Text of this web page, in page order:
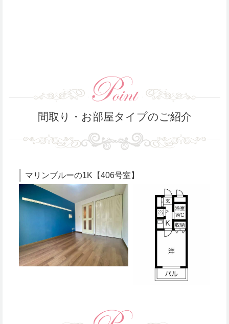
間取り・お部屋タイプのご紹介
マリンブルーの1K【406号室】